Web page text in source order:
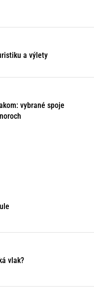
a výlety
vybrané spoje
vlak?